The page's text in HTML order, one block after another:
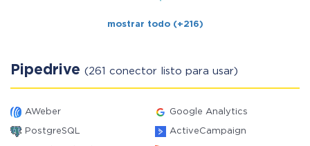
mostrar todo (+216)
Pipedrive (261 conector listo para usar)
AWeber Google Analytics
PostgreSQL ActiveCampaign